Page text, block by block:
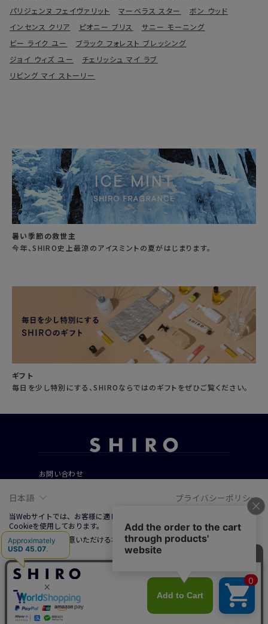
パリジェンヌ フェイヴァリット
マーベラス スター
ボン ウッド
インセンス クリア
ピオニー ブリス
サニー モーニング
ビー ライク ユー
ブラック フォレスト ブレッシング
ジョイ ウィズ ユー
チェリッシュ マイ ラブ
リビング マイ ストーリー
暑い季節の救世主
今年、SHIRO史上最涼のアイスミントの夏がはじまります。
ギフト
毎日を少し特別にする、SHIROならではのギフトをぜひご覧ください。
お問い合わせ
よくあるご質問
会社概要
ご利用規約
特定商取引法に基づく表記
プライバシーポリシー
ソーシャルメディアポリシー
日本語 プライバシーポリシー
当Webサイトでは、お客様に適した情報およびサービスを提供するために、
Cookieを使用しております。
Cookieの使用に同意いただける場合は、「同意する」をクリックしてくださ
い。
詳しくは、右上記載プライバシーポリシーリンクまたは「Cookieについて」
をクリックのうえ、ご参照ください。
同意する